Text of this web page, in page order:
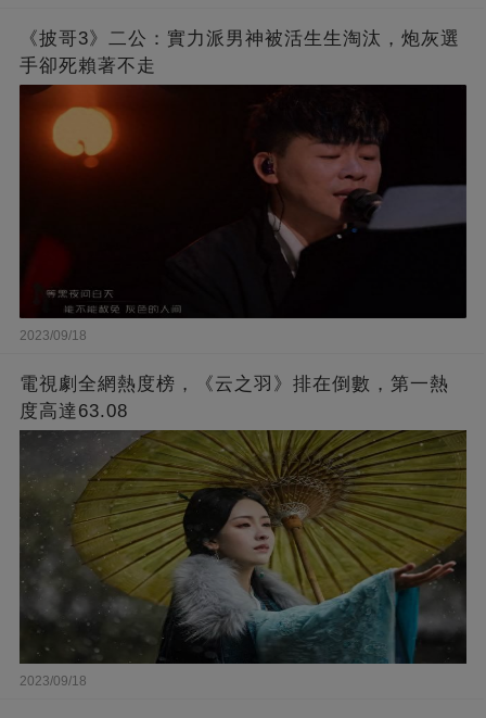
《披哥3》二公：實力派男神被活生生淘汰，炮灰選
手卻死賴著不走
2023/09/18
電視劇全網熱度榜，《云之羽》排在倒數，第一熱
度高達63.08
2023/09/18